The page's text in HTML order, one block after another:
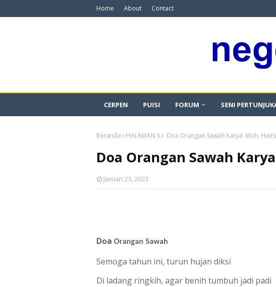
Home About Contact
CERPEN PUISI FORUM SENI
Beranda HALAMAN 5 Doa Orangan Sawah Karya: Moh.
Doa Orangan Sawah
Januari 23, 2023
Doa Orangan Sawah
Semoga tahun ini, turun hujan diksi
Di ladang ringkih, agar benih tumbuh jadi padi